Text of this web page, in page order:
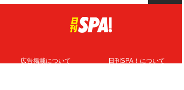
広告掲載について 日刊SPA！について